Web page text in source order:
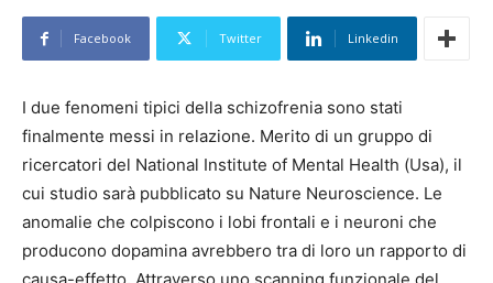
Facebook Twitter Linkedin
I due fenomeni tipici della schizofrenia sono stati
finalmente messi in relazione. Merito di un gruppo di
ricercatori del National Institute of Mental Health (Usa), il
cui studio sarà pubblicato su Nature Neuroscience. Le
anomalie che colpiscono i lobi frontali e i neuroni che
producono dopamina avrebbero tra di loro un rapporto di